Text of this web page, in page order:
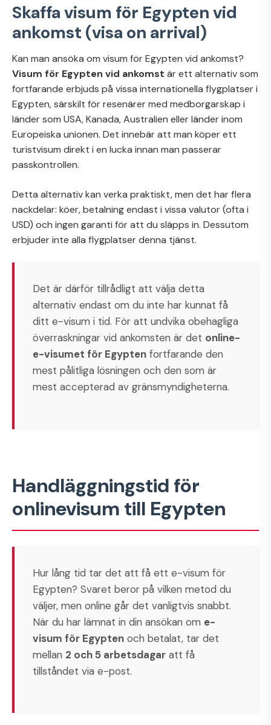
Skaffa visum för Egypten vid
ankomst (visa on arrival)
Kan man ansöka om visum för Egypten vid ankomst?
Visum för Egypten vid ankomst är ett alternativ som
fortfarande erbjuds på vissa internationella flygplatser i
Egypten, särskilt för resenärer med medborgarskap i
länder som USA, Kanada, Australien eller länder inom
Europeiska unionen. Det innebär att man köper ett
turistvisum direkt i en lucka innan man passerar
passkontrollen.
Detta alternativ kan verka praktiskt, men det har flera
nackdelar: köer, betalning endast i vissa valutor (ofta i
USD) och ingen garanti för att du släpps in. Dessutom
erbjuder inte alla flygplatser denna tjänst.
Det är därför tillrådligt att välja detta
alternativ endast om du inte har kunnat få
ditt e-visum i tid. För att undvika obehagliga
överraskningar vid ankomsten är det online-
e-visumet för Egypten fortfarande den
mest pålitliga lösningen och den som är
mest accepterad av gränsmyndigheterna.
Handläggningstid för
onlinevisum till Egypten
Hur lång tid tar det att få ett e-visum för
Egypten? Svaret beror på vilken metod du
väljer, men online går det vanligtvis snabbt.
När du har lämnat in din ansökan om e-
visum för Egypten och betalat, tar det
mellan 2 och 5 arbetsdagar att få
tillståndet via e-post.